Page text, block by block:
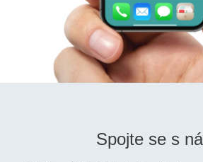
Spojte se s